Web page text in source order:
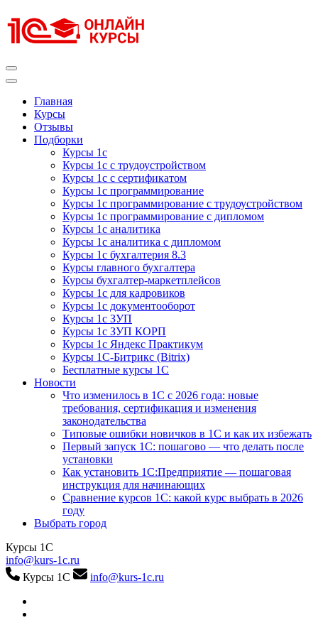
к
содержимому
Главная
Курсы
Отзывы
Подборки
Курсы 1с
Курсы 1с с трудоустройством
Курсы 1с с сертификатом
Курсы 1с программирование
Курсы 1с программирование с трудоустройством
Курсы 1с программирование с дипломом
Курсы 1с аналитика
Курсы 1с аналитика с дипломом
Курсы 1с бухгалтерия 8.3
Курсы главного бухгалтера
Курсы бухгалтер-маркетплейсов
Курсы 1с для кадровиков
Курсы 1с документооборот
Курсы 1с ЗУП
Курсы 1с ЗУП КОРП
Курсы 1с Яндекс Практикум
Курсы 1С-Битрикс (Bitrix)
Бесплатные курсы 1С
Новости
Что изменилось в 1С с 2026 года: новые
требования, сертификация и изменения
законодательства
Типовые ошибки новичков в 1С и как их избежать
Первый запуск 1С: пошагово — что делать после
установки
Как установить 1С:Предприятие — пошаговая
инструкция для начинающих
Сравнение курсов 1С: какой курс выбрать в 2026
году
Выбрать город
Курсы 1С
info@kurs-1c.ru
Курсы 1С
info@kurs-1c.ru